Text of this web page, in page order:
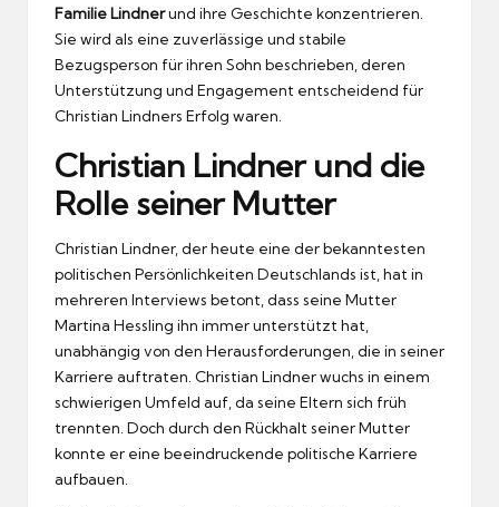
Familie Lindnerund ihre Geschichte konzentrieren.
Sie wird als eine zuverlässige und stabile
Bezugsperson für ihren Sohn beschrieben, deren
Unterstützung und Engagement entscheidend für
Christian Lindners Erfolg waren.
Christian Lindner und die
Rolle seiner Mutter
Christian Lindner, der heute eine der bekanntesten
politischen Persönlichkeiten Deutschlands ist, hat in
mehreren Interviews betont, dass seine Mutter
Martina Hessling ihn immer unterstützt hat,
unabhängig von den Herausforderungen, die in seiner
Karriere auftraten. Christian Lindner wuchs in einem
schwierigen Umfeld auf, da seine Eltern sich früh
trennten. Doch durch den Rückhalt seiner Mutter
konnte er eine beeindruckende politische Karriere
aufbauen.